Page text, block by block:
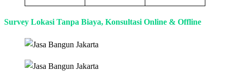
Survey Lokasi Tanpa Biaya, Konsultasi Online & Offline